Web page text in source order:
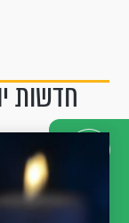
חדשות